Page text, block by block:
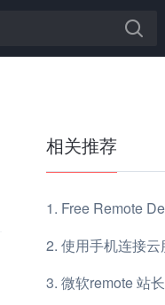
相关推荐
Free Remote
使用手机连接
微软remote 站